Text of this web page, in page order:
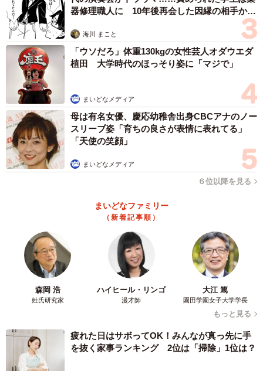
た「竹林の恵み」は、時代を超えて令和の子どもたちの心
も、ほっこりピンク色に染めているようだ。
きびと月の畑さん
https://x.com/kibi_tsuki
チューチュー梅、知ってますか？
筍の皮に梅干しを包んで吸うと、酸っぱい梅干しも、なぜ
か柔らかい甘さに変わる。昔ながらの素朴なおやつです。
pic.twitter.com/GvxoMdiVCI
器修理職人に 10年後再会した因縁の相手から
海川 まこと
「ウソだろ」体重130kgの女性芸人オダウエダ
植田 大学時代のほっそり姿に「マジで」
まいどなメディア
母は有名女優、慶応幼稚舎出身CBCアナのノー
スリーブ姿「育ちの良さが表情に表れてる」
「天使の笑顔」
まいどなメディア
６位以降を見る
まいどなファミリー
（新着記事順）
森岡 浩
姓氏研究家
ハイヒール・リンゴ
漫才師
大江 篤
園田学園女子大学学長
もっと見る
疲れた日はサボってOK！みんなが真っ先に手
を抜く家事ランキング 2位は「掃除」1位は？